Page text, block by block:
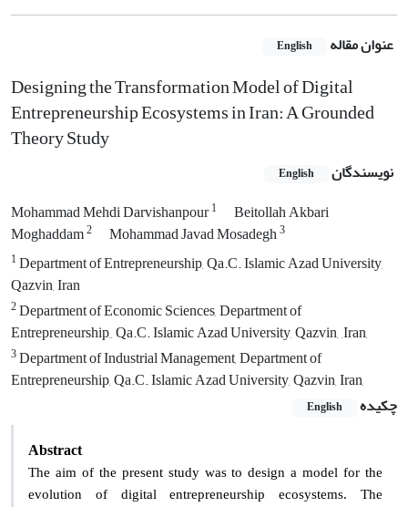
عنوان مقاله English
Designing the Transformation Model of Digital
Entrepreneurship Ecosystems in Iran: A Grounded
Theory Study
نویسندگان English
Mohammad Mehdi Darvishanpour1
Beitollah Akbari
Moghaddam2 Mohammad Javad Mosadegh3
1Department of Entrepreneurship, Qa.C. Islamic Azad University,
Qazvin, Iran
2Department of Economic Sciences, Department of
Entrepreneurship,, Qa.C. Islamic Azad University, Qazvin, ,Iran,
3Department of Industrial Management, Department of
Entrepreneurship, Qa.C. Islamic Azad University, Qazvin, Iran,
چکیده
English
Abstract
The aim of the present study was to design a model for the
evolution of digital entrepreneurship ecosystems. The